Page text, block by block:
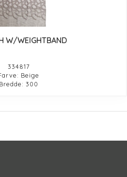
W/WEIGHTBAND
334817
Beige
Bredde: 300